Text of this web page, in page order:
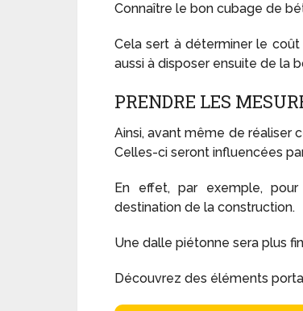
Connaître le bon cubage de
Cela sert à déterminer le
aussi à disposer ensuite de la
PRENDRE LES
Ainsi, avant même de réaliser
Celles-ci seront influencées
En effet, par exemple, pour
destination de la construction.
Une dalle piétonne sera plus
Découvrez des éléments